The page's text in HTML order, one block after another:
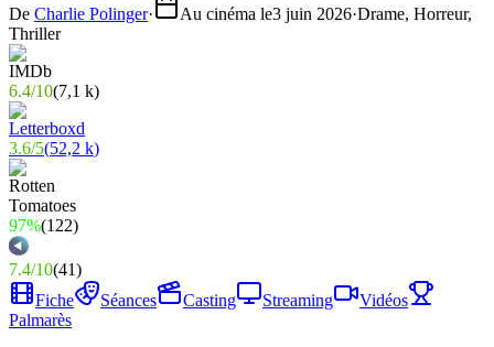
De Charlie Polinger· Au cinéma le3 juin 2026·Drame, Horreur,
Thriller
6.4/10(7,1 k)
3.6/5(52,2 k)
97%(122)
7.4/10(41)
Fiche
Séances Casting Streaming
Vidéos
Palmarès